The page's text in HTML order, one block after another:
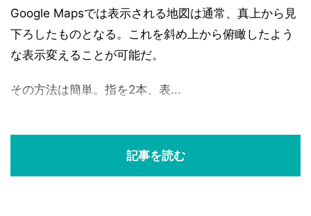
Google Mapsでは表示される地図は通常、真上から見
下ろしたものとなる。これを斜め上から俯瞰したよう
な表示変えることが可能だ。
その方法は簡単。指を2本、表...
記事を読む